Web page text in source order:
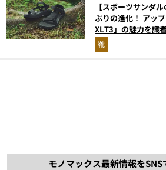
【スポーツサンダ
ぶりの進化！ アッ
XLT3」の魅力を識
解説！
靴
モノマックス最新情報をSNS